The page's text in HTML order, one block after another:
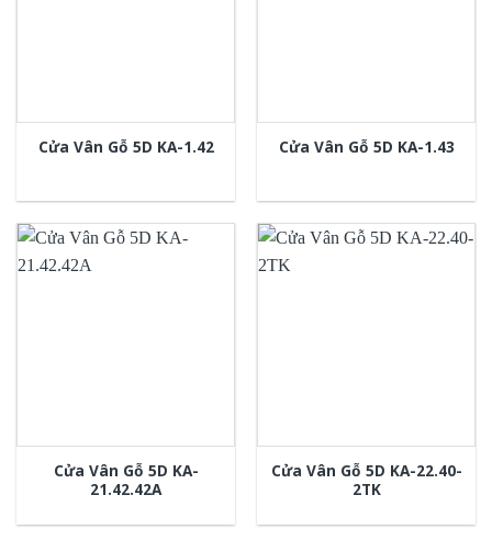
Cửa Vân Gỗ 5D KA-1.42 Cửa Vân Gỗ 5D KA-1.43
Cửa Vân Gỗ 5D KA-
21.42.42A
Cửa Vân Gỗ 5D KA-22.40-
2TK